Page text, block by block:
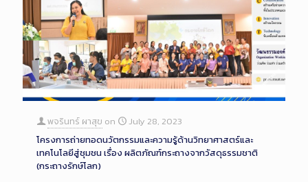
พจรินทร์ ผาสุข on
July 28, 2023
โครงการถ่ายทอดนวัตกรรมและความรู้ด้านวิทยาศาสตร์และ
เทคโนโลยีสู่ชุมชน เรื่อง ผลิตภัณฑ์กระถางจากวัสดุธรรมชาติ
(กระถางรักษ์โลก)